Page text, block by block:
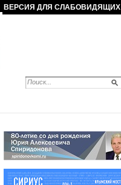
ВЕРСИЯ ДЛЯ СЛАБОВИДЯЩИХ